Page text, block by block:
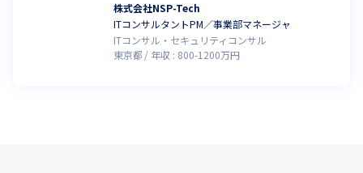
株式会社NSP-Tech
ITコンサルタントPM／事業部マネージャ
ITコンサル・セキュリティコンサル
東京都
年収 : 800-1200万円